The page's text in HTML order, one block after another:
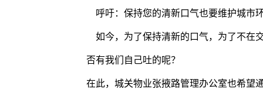
呼吁：保持您的清新口气也要维护城市
如今，为了保持清新的口气，为了不在
否有我们自己吐的呢？
在此，城关物业张掖路管理办公室也希望